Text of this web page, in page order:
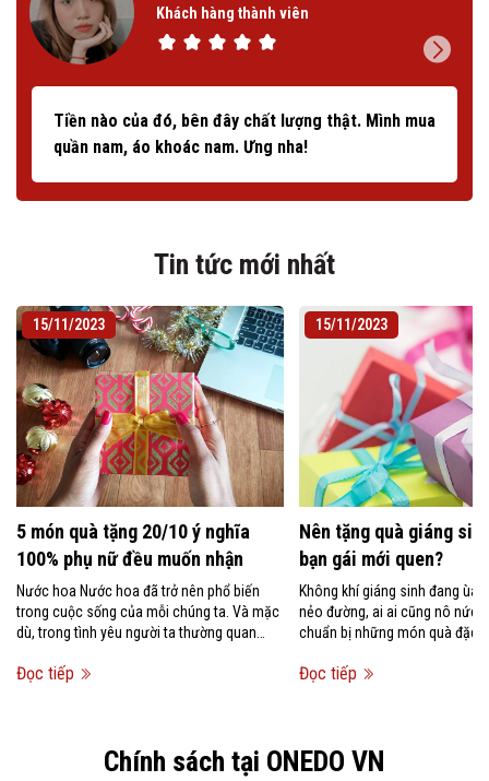
Khách hàng thành viên
Tiền nào của đó, bên đây chất lượng thật. Mình mua
quần nam, áo khoác nam. Ưng nha!
Tin tức mới nhất
15/11/2023
5 món quà tặng 20/10 ý nghĩa
100% phụ nữ đều muốn nhận
Nước hoa Nước hoa đã trở nên phổ biến
trong cuộc sống của mỗi chúng ta. Và mặc
dù, trong tình yêu người ta thường quan
Đọc tiếp
15/11/2023
Nên tặng quà giáng
bạn gái mới quen?
Không khí giáng sinh đang ùa
nẻo đường, ai ai cũng nô nức
chuẩn bị những món quà đặc
Đọc tiếp
Chính sách tại ONEDO VN